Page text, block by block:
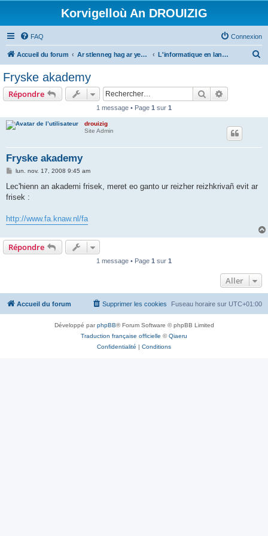
Korvigelloù An DROUIZIG
FAQ Connexion
Accueil du forum Ar stlenneg hag ar yezhoù bihan er bed a-bezh L'informatique en langues régionales et minoritaires
Fryske akademy
Répondre Rechercher
1 message • Page 1 sur 1
drouizig
Site Admin
Fryske akademy
M
s
a
lun. nov. 17, 2008 9:45 am
Lec'hienn an akademi frisek, meret eo ganto ur reizher reizhkrivañ evit ar
frisek :
http://www.fa.knaw.nl/fa
Répondre
1 message • Page 1 sur 1
Aller
Accueil du forum Fuseau horaire sur UTC+01:00
Supprimer les cookies
Développé parphpBB® Forum Software © phpBB Limited
Traduction française officielle ©Qiaeru
Confidentialité | Conditions